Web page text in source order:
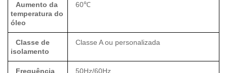
Aumento da
temperatura do
óleo
60℃
Classe de
isolamento
Classe A ou personalizada
Frequência 50Hz/60Hz